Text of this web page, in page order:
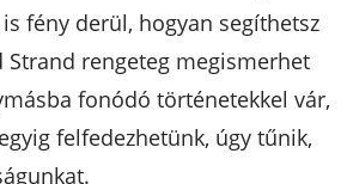
fény derül, hogyan segíthetsz
Strand rengeteg megismerhet
fonódó történetekkel vár,
felfedezhetünk, úgy tűnik,